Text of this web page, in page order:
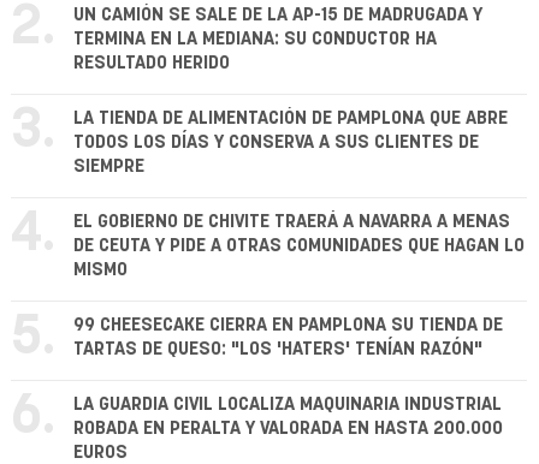
2.
UN CAMIÓN SE SALE DE LA AP-15 DE MADRUGADA Y
TERMINA EN LA MEDIANA: SU CONDUCTOR HA
RESULTADO HERIDO
3.
LA TIENDA DE ALIMENTACIÓN DE PAMPLONA QUE ABRE
TODOS LOS DÍAS Y CONSERVA A SUS CLIENTES DE
SIEMPRE
4.
EL GOBIERNO DE CHIVITE TRAERÁ A NAVARRA A MENAS
DE CEUTA Y PIDE A OTRAS COMUNIDADES QUE HAGAN LO
MISMO
5.
99 CHEESECAKE CIERRA EN PAMPLONA SU TIENDA DE
TARTAS DE QUESO: "LOS 'HATERS' TENÍAN RAZÓN"
6.
LA GUARDIA CIVIL LOCALIZA MAQUINARIA INDUSTRIAL
ROBADA EN PERALTA Y VALORADA EN HASTA 200.000
EUROS